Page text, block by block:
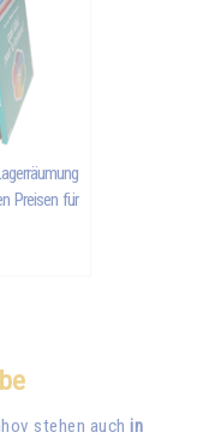
Preisen für
stehen auchin